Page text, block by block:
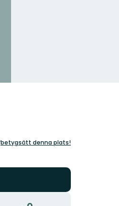
betygsätt denna plats!